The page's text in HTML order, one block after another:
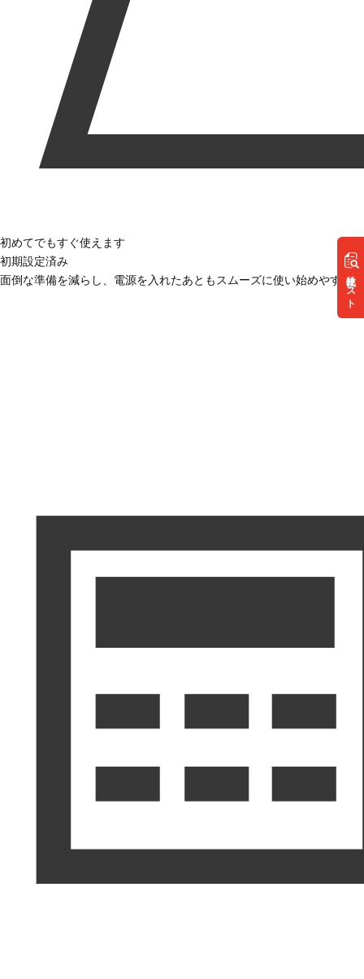
リスト
初めてでもすぐ使えます
初期設定済み
面倒な準備を減らし、電源を入れたあともスムーズに使い始めやすい